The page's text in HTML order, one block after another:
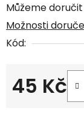
Můžeme doručit
Možnosti
Kód:
45 Kč
Měrná cena: